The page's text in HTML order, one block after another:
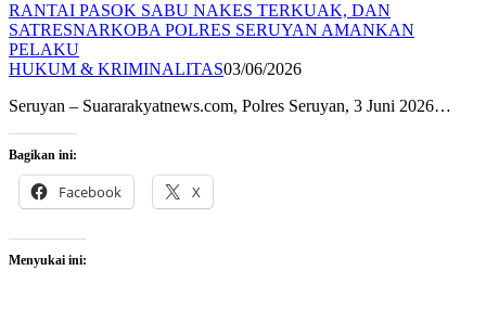
RANTAI PASOK SABU NAKES TERKUAK, DAN
SATRESNARKOBA POLRES SERUYAN AMANKAN
PELAKU
HUKUM & KRIMINALITAS03/06/2026
Seruyan – Suararakyatnews.com, Polres Seruyan, 3 Juni 2026…
Bagikan ini:
Facebook X
Menyukai ini: